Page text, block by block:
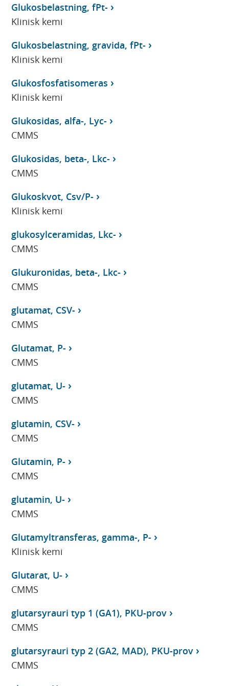
Glukosbelastning, fPt-
Klinisk kemi
Glukosbelastning, gravida, fPt-
Klinisk kemi
Glukosfosfatisomeras
Klinisk kemi
Glukosidas, alfa-, Lyc-
CMMS
Glukosidas, beta-, Lkc-
CMMS
Glukoskvot, Csv/P-
Klinisk kemi
glukosylceramidas, Lkc-
CMMS
Glukuronidas, beta-, Lkc-
CMMS
glutamat, CSV-
CMMS
Glutamat, P-
CMMS
glutamat, U-
CMMS
glutamin, CSV-
CMMS
Glutamin, P-
CMMS
glutamin, U-
CMMS
Glutamyltransferas, gamma-, P-
Klinisk kemi
Glutarat, U-
CMMS
glutarsyrauri typ 1 (GA1), PKU-prov
CMMS
glutarsyrauri typ 2 (GA2, MAD), PKU-prov
CMMS